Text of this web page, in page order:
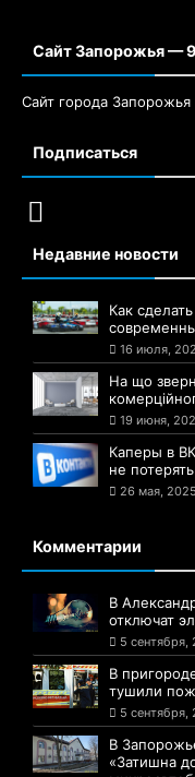
Сайт Запорожья —
Сайт города Запорожья
Подписаться
Недавние новости
Как
16 июля,
На що
19 июня,
Каперы в
не
26 мая, 2025
Комментарии
В
отключат
5 сентября,
В
тушили
5 сентября,
В
«Затишна